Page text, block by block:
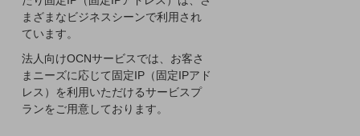
Smart Industry
Smart Mobility
Smart Worksite
生成AI(Generative AI)
地域の取り組み
地域社会を支える皆さまと地域課題の解決や
地域経済のさらなる活性化に取り組みます
まざまなビジネスシーンで利用され
ています。
法人向けOCNサービスでは、お客さ
まニーズに応じて固定IP（固定IPアド
レス）を利用いただけるサービスプ
ランをご用意しております。